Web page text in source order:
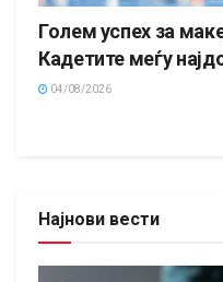
Голем успех за
Кадетите меѓу
04/08/2026
Најнови вести